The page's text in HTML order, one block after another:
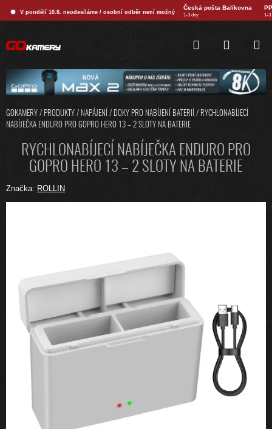
V pondělí 10.8. neodesíláme / osobní odběr není možný
Česká pošta Balíkovna
1-3 dny 1-3
HLEDAT NÁKUPNÍ
KOŠÍK
GOKAMERY / PRODUKTY / NAPÁJENÍ / DOKY PRO NABÍJENÍ BATERIÍ / RYCHLONABÍJECÍ
NABÍJEČKA ENDURO PRO GOPRO HERO 13 – 2 SLOTY NA BATERIE
RYCHLONABÍJECÍ NABÍJEČKA ENDURO PRO
GOPRO HERO 13 – 2 SLOTY NA BATERIE
Značka: ROLLIN